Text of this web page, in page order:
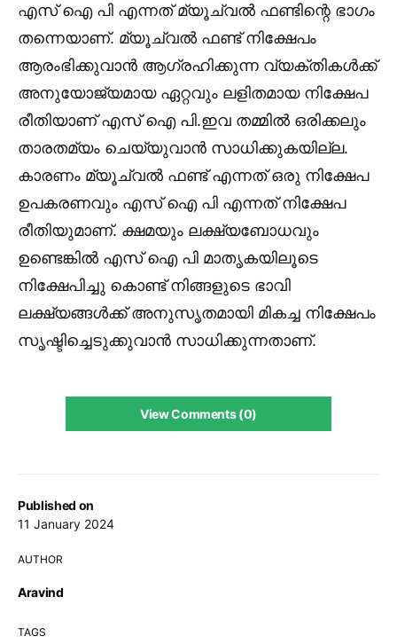
Published on
11 January 2024
AUTHOR
Aravind
TAGS
എസ് ഐ പി എന്നത് മ്യൂച്വൽ ഫണ്ടിന്റെ ഭാഗം
തന്നെയാണ്. മ്യൂച്വൽ ഫണ്ട് നിക്ഷേപം
ആരംഭിക്കുവാൻ ആഗ്രഹിക്കുന്ന വ്യക്തികൾക്ക്
അനുയോജ്യമായ ഏറ്റവും ലളിതമായ നിക്ഷേപ
രീതിയാണ് എസ് ഐ പി.ഇവ തമ്മിൽ ഒരിക്കലും
താരതമ്യം ചെയ്യുവാൻ സാധിക്കുകയില്ല.
കാരണം മ്യൂച്വൽ ഫണ്ട് എന്നത് ഒരു നിക്ഷേപ
ഉപകരണവും എസ് ഐ പി എന്നത് നിക്ഷേപ
രീതിയുമാണ്. ക്ഷമയും ലക്ഷ്യബോധവും
ഉണ്ടെങ്കിൽ എസ് ഐ പി മാതൃകയിലൂടെ
നിക്ഷേപിച്ചു കൊണ്ട് നിങ്ങളുടെ ഭാവി
ലക്ഷ്യങ്ങൾക്ക് അനുസൃതമായി മികച്ച നിക്ഷേപം
സൃഷ്ടിച്ചെടുക്കുവാൻ സാധിക്കുന്നതാണ്.
View Comments (0)